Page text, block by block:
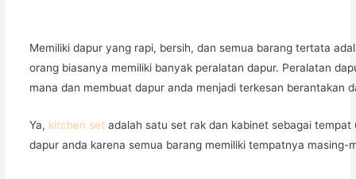
Memiliki dapur yang rapi, bersih, dan semua barang tertata
orang biasanya memiliki banyak peralatan dapur. Peralatan
mana dan membuat dapur anda menjadi terkesan berantakan
Ya, kitchen set adalah satu set rak dan kabinet sebagai
dapur anda karena semua barang memiliki tempatnya